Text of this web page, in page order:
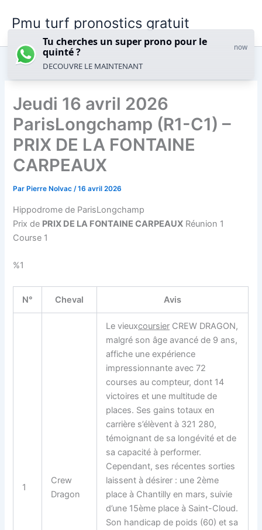
Pmu turf pronostics gratuit
Jeudi 16 avril 2026
ParisLongchamp (R1-C1) –
PRIX DE LA FONTAINE
CARPEAUX
Par Pierre Nolvac/16 avril 2026
Hippodrome de ParisLongchamp
Prix de PRIX DE LA FONTAINE CARPEAUX Réunion 1
Course 1
%1
N° Cheval Avis
1
Crew
Dragon
Le vieuxcoursier CREW DRAGON,
malgré son âge avancé de 9 ans,
affiche une expérience
impressionnante avec 72
courses au compteur, dont 14
victoires et une multitude de
places. Ses gains totaux en
carrière s’élèvent à 321 280,
témoignant de sa longévité et de
sa capacité à performer.
Cependant, ses récentes sorties
laissent à désirer : une 2ème
place à Chantilly en mars, suivie
d’une 15ème place à Saint-Cloud.
Son handicap de poids (60) et sa
Tu cherches un super prono pour le
quinté ?
now
DECOUVRE LE MAINTENANT